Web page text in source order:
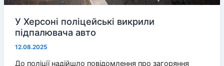
У Херсоні поліцейські викрили
підпалювача авто
12.08.2025
До поліції надійшло повідомлення про загоряння